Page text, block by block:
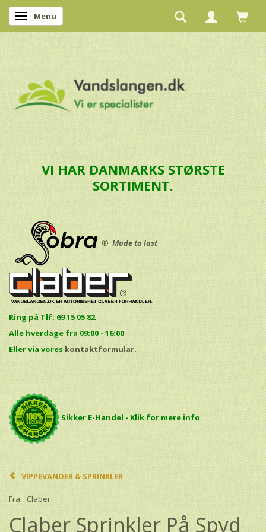
Skifte navigation
Menu
VI HAR DANMARKS STØRSTE
SORTIMENT.
® Made to last
Ring på Tlf: 69 15 05 82
Alle hverdage fra 09:00 - 16:00
Eller via vores kontaktformular.
Sikker E-Handel - Klik for mere info
VIPPEVANDER & SPRINKLER
Fra: Claber
Claber Sprinkler På Spyd